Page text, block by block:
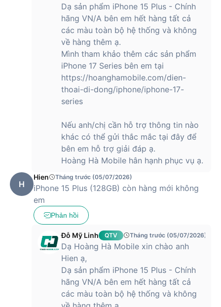
iPhone 15 Plus tiếp tục duy trì ngôn ngữ thiết kế vuông vức
hiện đại nhưng được tinh chỉnh với các cạnh bo cong nhẹ
nhàng hơn. Điều này mang lại cảm giác cầm nắm dễ chịu,
phù hợp với những người thường xuyên sử dụng điện thoại
trong thời gian dài – một điểm đặc biệt hữu ích đối với người
Mặt lưng kính pha màu mới hoàn hảo
Mặt lưng kính pha màu mới áp dụng công nghệ khắc laser
hiện đại, giúp chuyển đổi sắc thái theo góc nhìn và ánh sáng.
Điều này không chỉ nâng tầm vẻ đẹp thẩm mỹ mà còn góp
phần tăng độ bền, hạn chế trầy xước và bám vân tay.
Vật liệu tái chế và bảo vệ môi trường
Apple là một trong những thương hiệu công nghệ tiên phong
về phát triển bền vững. iPhone 15 Plus sử dụng khung nhôm
tái chế tới 75%, bảng mạch chủ làm từ 100% đồng tái chế, và
thân thiện môi trường không chỉ giúp giảm lượng khí thải
carbon mà còn góp phần xây dựng một hệ sinh thái công
nghệ xanh, bền vững cho tương lai.
Màn Hình Super Retina XDR OLED & Dynamic
Dạ sản phẩm iPhone 15 Plus - Chính
hãng VN/A bên em hết hàng tất cả
các màu toàn bộ hệ thống và không
về hàng thêm ạ.
Mình tham khảo thêm các sản phẩm
iPhone 17 Series bên em tại
https://hoanghamobile.com/dien-
thoai-di-dong/iphone/iphone-17-
series
Nếu anh/chị cần hỗ trợ thông tin nào
khác có thể gửi thắc mắc tại đây để
bên em hỗ trợ giải đáp ạ.
Hoàng Hà Mobile hân hạnh phục vụ ạ.
H
Hien Tháng trước (05/07/2026)
iPhone 15 Plus (128GB) còn hàng mới không
em
Phản hồi
Đỗ Mỹ Linh QTV Tháng trước (05/07/2026)
Dạ Hoàng Hà Mobile xin chào anh
Hien ạ,
Dạ sản phẩm iPhone 15 Plus - Chính
hãng VN/A bên em hết hàng tất cả
các màu toàn bộ hệ thống và không